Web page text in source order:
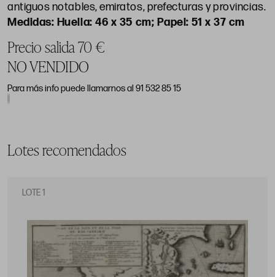
antiguos notables, emiratos, prefecturas y provincias.
Huella: 46 x 35 cm; Papel: 51 x 37 cm
Precio salida 70 €
NO VENDIDO
Para más info puede llamarnos al 91 532 85 15
Lotes recomendados
LOTE 1